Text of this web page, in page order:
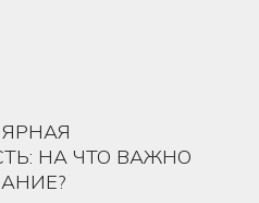
НА ЧТО ВАЖНО